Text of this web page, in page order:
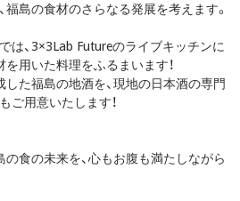
福島の食材のさらなる発展を考えます。
、3×3Lab Futureのライブキッチンに
用いた料理をふるまいます！
た福島の地酒を、現地の日本酒の専門
ご用意いたします！
の食の未来を、心もお腹も満たしながら